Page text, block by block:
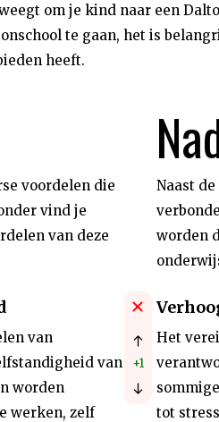
om je kind naar een
te gaan, het is
heeft.
voordelen die
vind je
van deze
van
van
worden
werken, zelf
Naast
worden
+1
Het
tot